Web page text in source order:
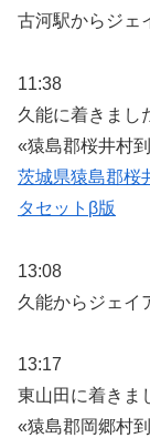
古河駅からジェ
11:38
久能に着きまし
«猿島郡桜井村
茨城県猿島郡桜
タセットβ版
13:08
久能からジェイ
13:17
東山田に着きま
«猿島郡岡郷村